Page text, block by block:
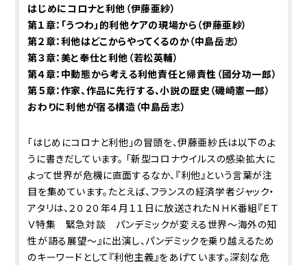
はじめに――コロナと利他（伊藤亜紗）
第１章：「うつわ」的利他――ケアの現場から（伊藤亜紗）
第２章：利他はどこからやってくるのか（中島岳志）
第３章：美と奉仕と利他（若松英輔）
第４章：中動態から考える利他――責任と帰責性（國分功一郎）
第５章：作家、作品に先行する、小説の歴史（磯崎憲一郎）
おわりに――利他が宿る構造（中島岳志）
「はじめに――コロナと利他」の冒頭を、伊藤亜紗氏は以下のよ
うに書きだしています。 「新型コロナウイルスの感染拡大に
よって世界が危機に直面するなか、『利他』という言葉が注
目を集めています。たとえば、フランスの経済学者ジャック・
アタリは、２０２０年４月１１日に放送されたＮＨＫ番組『ＥＴ
Ｖ特集 緊急対談 パンデミックが変える世界～海外の知
性が語る展望～』に出演し、パンデミックを乗り越えるため
のキーワードとして『利他主義』をあげています。深刻な危